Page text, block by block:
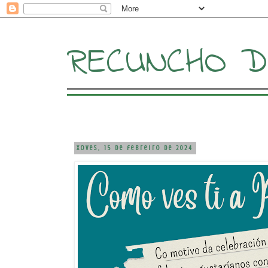
RECUNCHO
xoves, 15 de febreiro de 2024